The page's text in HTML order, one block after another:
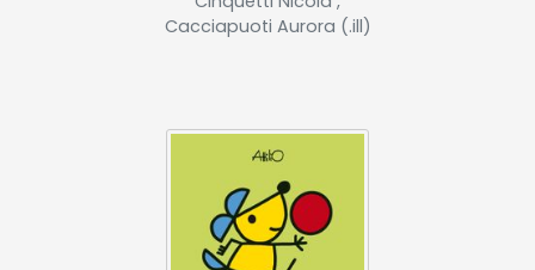
Cacciapuoti Aurora (.ill)